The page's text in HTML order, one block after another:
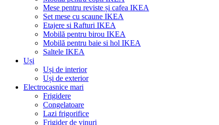
Mese pentru reviste și cafea IKEA
Set mese cu scaune IKEA
Etajere si Rafturi IKEA
Mobilă pentru birou IKEA
Mobilă pentru baie si hol IKEA
Saltele IKEA
Uși
Uși de interior
Uși de exterior
Electrocasnice mari
Frigidere
Congelatoare
Lazi frigorifice
Frigider de vinuri